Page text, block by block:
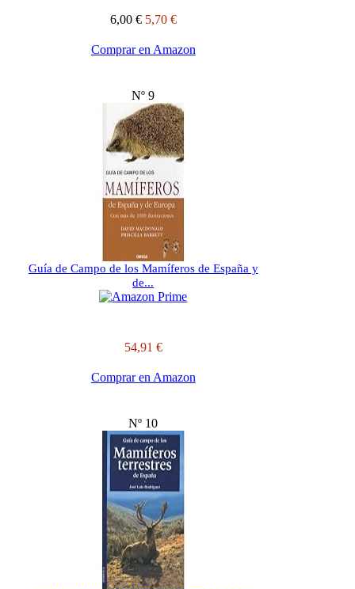
6,00 € 5,70 €
Comprar en Amazon
Nº 9
Guía de Campo de los Mamíferos de España y
de...
54,91 €
Comprar en Amazon
Nº 10